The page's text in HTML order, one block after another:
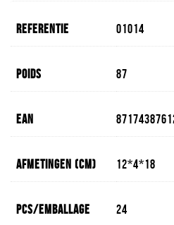
Referentie 01014
Poids 87
EAN
Afmetingen (cm) 12*4*18
Pcs/emballage 24